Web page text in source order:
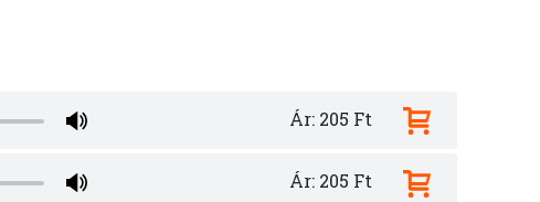
Ár: 205 Ft
Ár: 205 Ft